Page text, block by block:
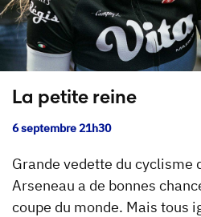
La petite reine
6 septembre 21h30
Grande vedette du cyclisme
Arseneau a de bonnes
coupe du monde. Mais tous